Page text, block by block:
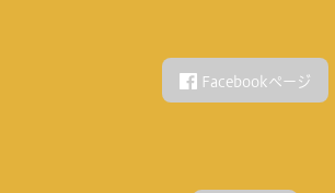
Facebookページ